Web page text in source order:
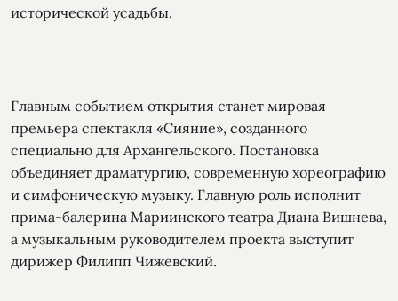
исторической усадьбы.
Главным событием открытия станет мировая
премьера спектакля «Сияние», созданного
специально для Архангельского. Постановка
объединяет драматургию, современную хореографию
и симфоническую музыку. Главную роль исполнит
прима-балерина Мариинского театра Диана Вишнева,
а музыкальным руководителем проекта выступит
дирижер Филипп Чижевский.